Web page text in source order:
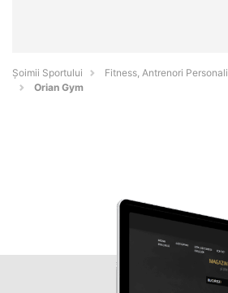
Șoimii Sportului
Fitness, Antrenori
Orian Gym